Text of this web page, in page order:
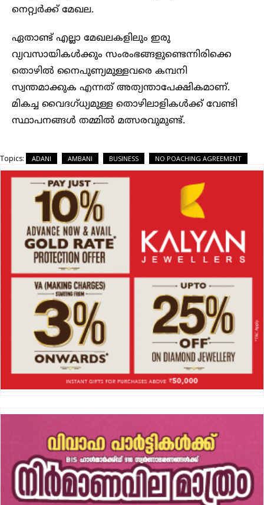
നെറ്റ്വർക്ക് മേഖല.
ഏതാണ്ട് എല്ലാ മേഖലകളിലും ഇരു
വ്യവസായികൾക്കും സംരംഭങ്ങളുണ്ടെന്നിരിക്കെ
തൊഴിൽ നൈപുണ്യമുള്ളവരെ കമ്പനി
സ്വന്തമാക്കുക എന്നത് അത്യന്താപേക്ഷികമാണ്.
മികച്ച വൈദഗ്ധ്യമുള്ള തൊഴിലാളികൾക്ക് വേണ്ടി
സ്ഥാപനങ്ങൾ തമ്മിൽ മത്സരവുമുണ്ട്.
Topics: ADANI AMBANI BUSINESS NO POACHING AGREEMENT